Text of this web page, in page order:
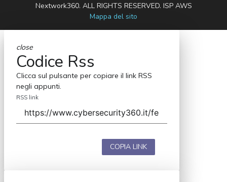
Nextwork360. ALL RIGHTS RESERVED. ISP AWS
Mappa del sito
close
Codice Rss
Clicca sul pulsante per copiare il link RSS
negli appunti.
RSS link
COPIA LINK